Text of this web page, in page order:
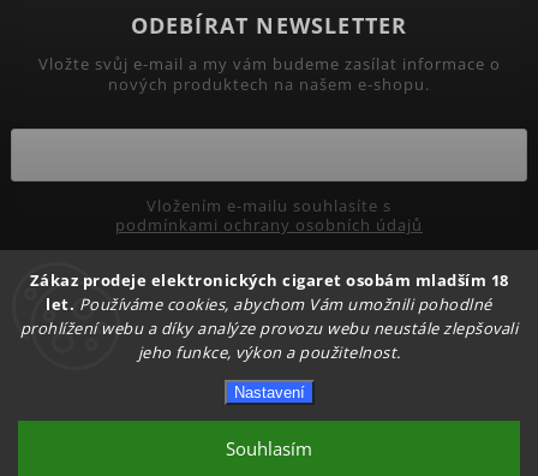
Zákaz prodeje elektronických cigaret osobám mladším 18
let. Používáme cookies, abychom Vám umožnili pohodlné
prohlížení webu a díky analýze provozu webu neustále zlepšovali
jeho funkce, výkon a použitelnost.
Nastavení
Souhlasím
ODEBÍRAT NEWSLETTER
Vložte svůj e-mail a my vám budeme zasílat informace o
nových produktech na našem e-shopu.
podmínkami ochrany osobních údajů
Přihlásit se
Upravit nastavení cookies
Shoptet | Design